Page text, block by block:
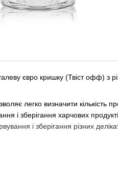
євро кришку (Твіст офф) з
легко визначити кількість
і зберігання харчових
і зберігання різних